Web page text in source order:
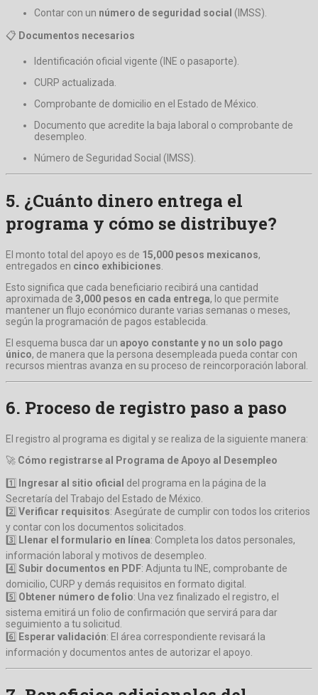
Contar con un número de seguridad social (IMSS).
📋 Documentos necesarios
Identificación oficial vigente (INE o pasaporte).
CURP actualizada.
Comprobante de domicilio en el Estado de México.
Documento que acredite la baja laboral o comprobante de
desempleo.
Número de Seguridad Social (IMSS).
5. ¿Cuánto dinero entrega el
programa y cómo se distribuye?
El monto total del apoyo es de 15,000 pesos mexicanos,
entregados en cinco exhibiciones
Esto significa que cada beneficiario recibirá una cantidad
aproximada de 3,000 pesos en cada entrega, lo que permite
mantener un flujo económico durante varias semanas o meses,
según la programación de pagos establecida.
El esquema busca dar un apoyo constante y no un solo pago
único, de manera que la persona desempleada pueda contar con
recursos mientras avanza en su proceso de reincorporación laboral.
6. Proceso de registro paso a paso
El registro al programa es digital y se realiza de la siguiente manera:
🚀 Cómo registrarse al Programa de Apoyo al Desempleo
1️⃣
Ingresar al sitio oficial del programa en la página de la
Secretaría del Trabajo del Estado de México.
2️⃣ Verificar requisitos: Asegúrate de cumplir con todos los criterios
y contar con los documentos solicitados.
3️⃣ Llenar el formulario en línea: Completa los datos personales,
información laboral y motivos de desempleo.
4️⃣ Subir documentos en PDF: Adjunta tu INE, comprobante de
domicilio, CURP y demás requisitos en formato digital.
5️⃣ Obtener número de folio: Una vez finalizado el registro, el
sistema emitirá un folio de confirmación que servirá para dar
seguimiento a tu solicitud.
6️⃣ Esperar validación: El área correspondiente revisará la
información y documentos antes de autorizar el apoyo.